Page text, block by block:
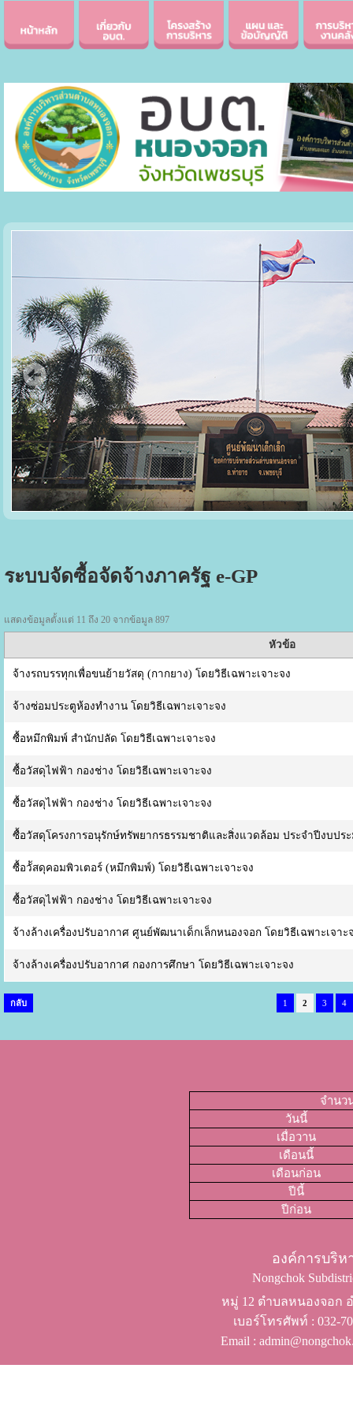
ระบบจัดซื้อจัดจ้างภาครัฐ e-GP
แสดงข้อมูลตั้งแต่ 11 ถึง 20 จากข้อมูล 897
หัวข้อ
จ้างรถบรรทุกเพื่อขนย้ายวัสดุ (กากยาง) โดยวิธีเฉพาะเจาะจง
จ้างซ่อมประตูห้องทำงาน โดยวิธีเฉพาะเจาะจง
ซื้อหมึกพิมพ์ สำนักปลัด โดยวิธีเฉพาะเจาะจง
ซื้อวัสดุไฟฟ้า กองช่าง โดยวิธีเฉพาะเจาะจง
ซื้อวัสดุไฟฟ้า กองช่าง โดยวิธีเฉพาะเจาะจง
ซื้อวัสดุโครงการอนุรักษ์ทรัพยากรธรรมชาติและสิ่งแวดล้อม ประจำปีงบปร
ซื้อวััสดุคอมพิวเตอร์ (หมึกพิมพ์) โดยวิธีเฉพาะเจาะจง
ซื้อวัสดุไฟฟ้า กองช่าง โดยวิธีเฉพาะเจาะจง
จ้างล้างเครื่องปรับอากาศ ศูนย์พัฒนาเด็กเล็กหนองจอก โดยวิธีเฉพาะเจาะ
จ้างล้างเครื่องปรับอากาศ กองการศึกษา โดยวิธีเฉพาะเจาะจง
กลับ 1 2 3 4
จำนว
วันนี้
เมื่อวาน
เดือนนี้
เดือนก่อน
ปีนี้
ปีก่อน
องค์การบริ
Nongchok
หมู่ 12 ตำบลหนองจอก
เบอร์โทรศัพท์ ​: 032-
Email :